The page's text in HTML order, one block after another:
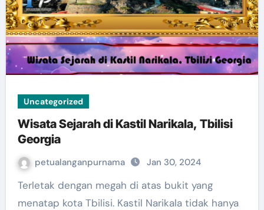
Uncategorized
Wisata Sejarah di Kastil Narikala, Tbilisi
Georgia
petualanganpurnama Jan 30, 2024
Terletak dengan megah di atas bukit yang
menatap kota Tbilisi. Kastil Narikala tidak hanya